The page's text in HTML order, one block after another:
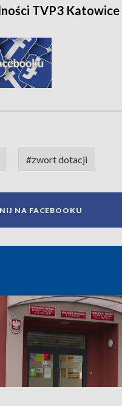
TVP3 Katowice
#zwort dotacji
NA FACEBOOKU